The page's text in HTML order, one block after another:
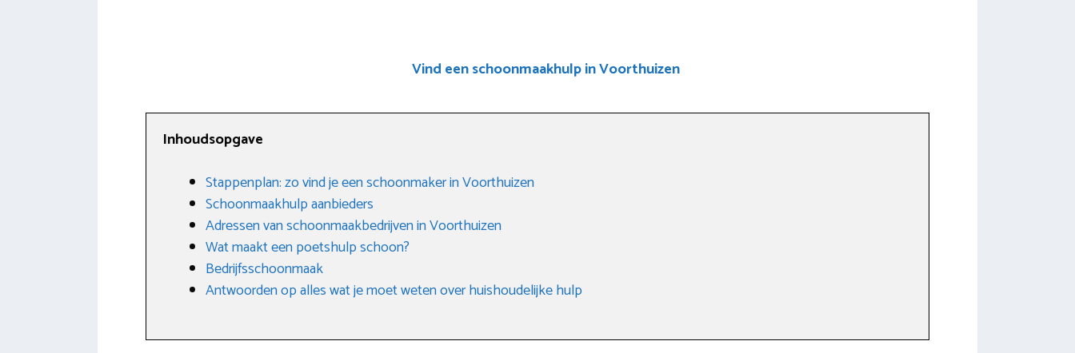
Vind een schoonmaakhulp in Voorthuizen
Inhoudsopgave
Stappenplan: zo vind je een schoonmaker in Voorthuizen
Schoonmaakhulp aanbieders
Adressen van schoonmaakbedrijven in Voorthuizen
Wat maakt een poetshulp schoon?
Bedrijfsschoonmaak
Antwoorden op alles wat je moet weten over huishoudelijke hulp